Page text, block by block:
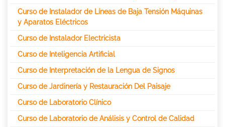
Curso de Instalador de Líneas de Baja Tensión Máquinas
y Aparatos Eléctricos
Curso de Instalador Electricista
Curso de Inteligencia Artificial
Curso de Interpretación de la Lengua de Signos
Curso de Jardinería y Restauración Del Paisaje
Curso de Laboratorio Clínico
Curso de Laboratorio de Análisis y Control de Calidad